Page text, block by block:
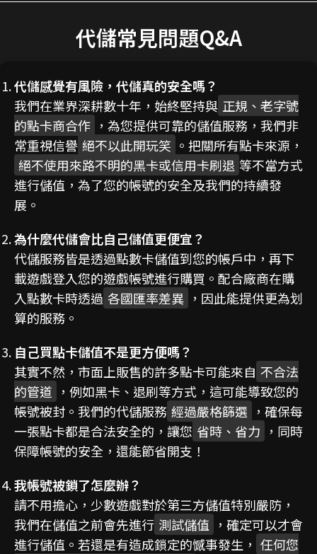
代儲常見問題Q&A
代儲感覺有風險，代儲真的安全嗎？
我們在業界深耕數十年，始終堅持與 正規、老字號
的點卡商合作 ，為您提供可靠的儲值服務，我們非
常重視信譽 絕不以此開玩笑 。把關所有點卡來源，
絕不使用來路不明的黑卡或信用卡刷退 等不當方式
進行儲值，為了您的帳號的安全及我們的持續發
展。
為什麼代儲會比自己儲值更便宜？
代儲服務皆是透過點數卡儲值到您的帳戶中，再下
載遊戲登入您的遊戲帳號進行購買。配合廠商在購
入點數卡時透過 各國匯率差異 ，因此能提供更為划
算的服務。
自己買點卡儲值不是更方便嗎？
其實不然，市面上販售的許多點卡可能來自 不合法
的管道 ，例如黑卡、退刷等方式，這可能導致您的
帳號被封。我們的代儲服務 經過嚴格篩選 ，確保每
一張點卡都是合法安全的，讓您 省時、省力 ，同時
保障帳號的安全，還能節省開支！
我帳號被鎖了怎麼辦？
請不用擔心，少數遊戲對於第三方儲值特別嚴防，
我們在儲值之前會先進行 測試儲值 ，確定可以才會
進行儲值。若還是有造成鎖定的憾事發生， 任何您